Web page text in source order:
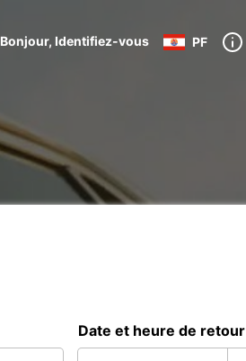
Bonjour, Identifiez-vous PF
Date et heure de retour